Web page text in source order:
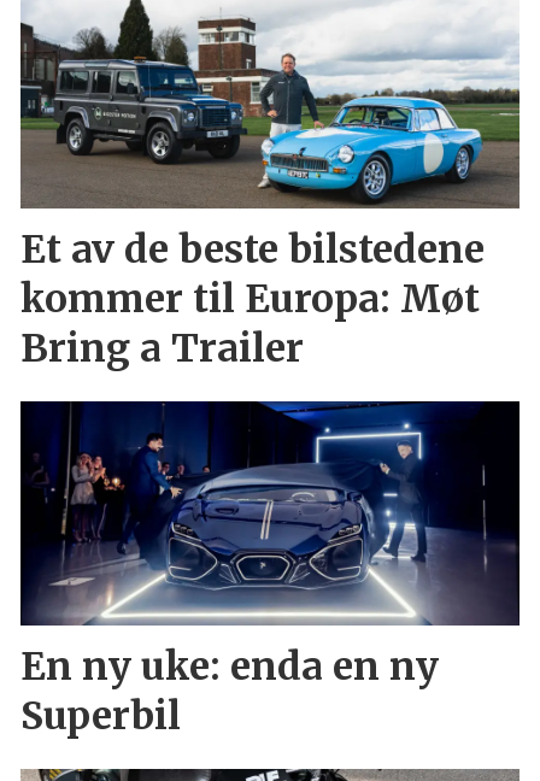
Et av de beste bilstedene
kommer til Europa: Møt
Bring a Trailer
En ny uke: enda en ny
Superbil